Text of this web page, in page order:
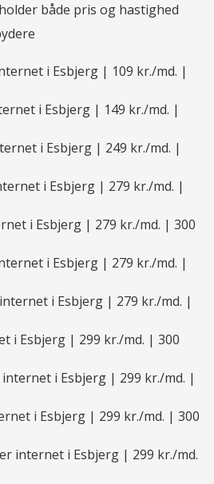
både pris og hastighed
i Esbjerg | 109 kr./md. |
i Esbjerg | 149 kr./md. |
i Esbjerg | 249 kr./md. |
i Esbjerg | 279 kr./md. |
i Esbjerg | 279 kr./md. | 300
i Esbjerg | 279 kr./md. |
i Esbjerg | 279 kr./md. |
i Esbjerg | 299 kr./md. | 300
i Esbjerg | 299 kr./md. |
i Esbjerg | 299 kr./md. | 300
internet i Esbjerg | 299 kr./md.